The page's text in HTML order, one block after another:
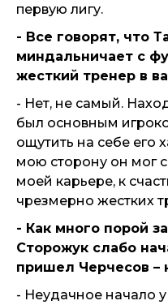
первую лигу.
- Все говорят, что
миндальничает с
жесткий тренер в
- Нет, не самый.
был основным
ощутить на себе его
мою сторону он мог
моей карьере, к
чрезмерно жестких
- Как много порой
Сторожук слабо
пришел Черчесов –
- Неудачное начало